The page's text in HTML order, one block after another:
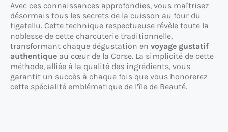
Avec ces connaissances approfondies, vous maîtrisez
désormais tous les secrets de la cuisson au four du
figatellu. Cette technique respectueuse révèle toute la
noblesse de cette charcuterie traditionnelle,
transformant chaque dégustation en voyage gustatif
authentique au cœur de la Corse. La simplicité de cette
méthode, alliée à la qualité des ingrédients, vous
garantit un succès à chaque fois que vous honorerez
cette spécialité emblématique de l’île de Beauté.